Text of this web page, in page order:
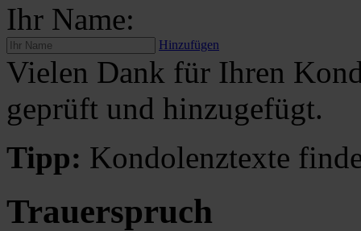
Ihr Name:
Hinzufügen
Vielen Dank für Ihren
geprüft und hinzugefügt.
Tipp: Kondolenztexte
Trauerspruch